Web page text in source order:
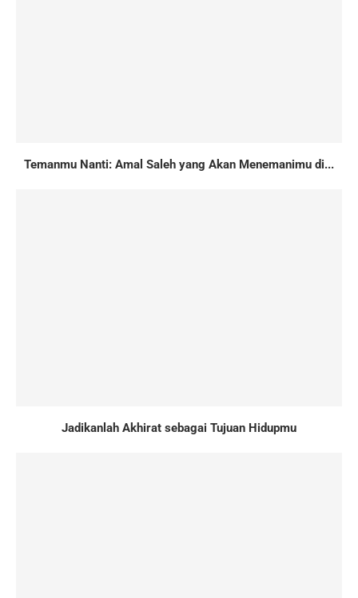
Temanmu Nanti: Amal Saleh yang Akan Menemanimu di...
Jadikanlah Akhirat sebagai Tujuan Hidupmu